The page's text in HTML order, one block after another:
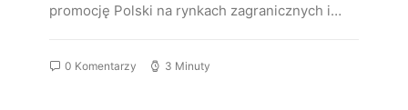
promocję Polski na rynkach zagranicznych i…
0 Komentarzy 3 Minuty